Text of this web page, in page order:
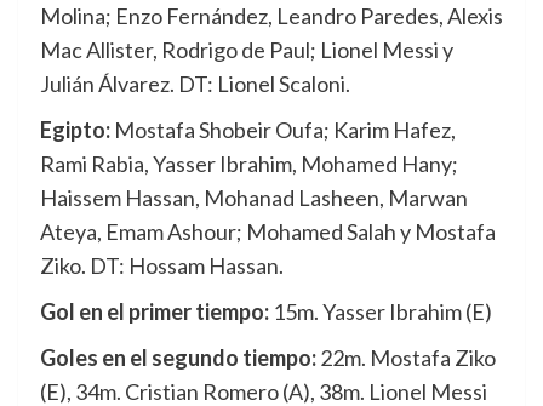
Molina; Enzo Fernández, Leandro Paredes, Alexis
Mac Allister, Rodrigo de Paul; Lionel Messi y
Julián Álvarez. DT: Lionel Scaloni.
Egipto: Mostafa Shobeir Oufa; Karim Hafez,
Rami Rabia, Yasser Ibrahim, Mohamed Hany;
Haissem Hassan, Mohanad Lasheen, Marwan
Ateya, Emam Ashour; Mohamed Salah y Mostafa
Ziko. DT: Hossam Hassan.
Gol en el primer tiempo: 15m. Yasser Ibrahim (E)
Goles en el segundo tiempo:22m. Mostafa Ziko
(E), 34m. Cristian Romero (A), 38m. Lionel Messi